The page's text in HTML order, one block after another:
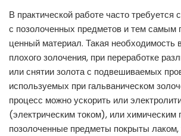
В практической работе часто требуется
с позолоченных предметов и тем самым
ценный материал. Такая необходимость
плохого золочения, при переработке
или снятии золота с подвешиваемых
используемых при гальваническом
процесс можно ускорить или
(электрическим током), или химическим
позолоченные предметы покрыты лаком,